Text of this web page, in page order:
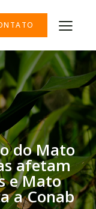
do Mato
afetam
e Mato
a Conab